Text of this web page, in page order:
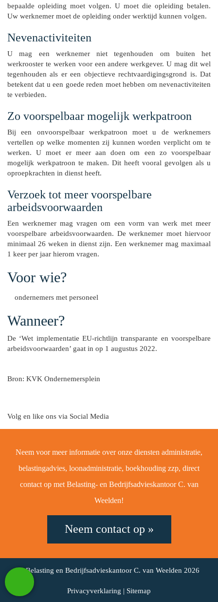
bepaalde opleiding moet volgen. U moet die opleiding betalen.
Uw werknemer moet de opleiding onder werktijd kunnen volgen.
Nevenactiviteiten
U mag een werknemer niet tegenhouden om buiten het
werkrooster te werken voor een andere werkgever. U mag dit wel
tegenhouden als er een objectieve rechtvaardigingsgrond is. Dat
betekent dat u een goede reden moet hebben om nevenactiviteiten
te verbieden.
Zo voorspelbaar mogelijk werkpatroon
Bij een onvoorspelbaar werkpatroon moet u de werknemers
vertellen op welke momenten zij kunnen worden verplicht om te
werken. U moet er meer aan doen om een zo voorspelbaar
mogelijk werkpatroon te maken. Dit heeft vooral gevolgen als u
oproepkrachten in dienst heeft.
Verzoek tot meer voorspelbare
arbeidsvoorwaarden
Een werknemer mag vragen om een vorm van werk met meer
voorspelbare arbeidsvoorwaarden. De werknemer moet hiervoor
minimaal 26 weken in dienst zijn. Een werknemer mag maximaal
1 keer per jaar hierom vragen.
Voor wie?
ondernemers met personeel
Wanneer?
De ‘Wet implementatie EU-richtlijn transparante en voorspelbare
arbeidsvoorwaarden’ gaat in op 1 augustus 2022.
Bron: KVK Ondernemersplein
Volg en like ons via Social Media
Neem voor meer informatie over onze diensten administratie,
belastingadvies, loonadministratie, boekhouding zzp, direct
contact op met Belasting- en Bedrijfsadvieskantoor C. van
Weelden!
Neem contact op »
© Belasting en Bedrijfsadvieskantoor C. van Weelden 2026
Privacyverklaring | Sitemap